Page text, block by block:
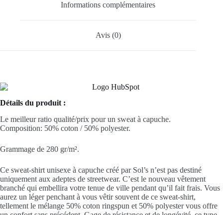
Informations complémentaires
Avis (0)
Détails du produit :
Le meilleur ratio qualité/prix pour un sweat à capuche.
Composition: 50% coton / 50% polyester.
Grammage de 280 gr/m².
Ce sweat-shirt unisexe à capuche créé par Sol’s n’est pas destiné
uniquement aux adeptes de streetwear. C’est le nouveau vêtement
branché qui embellira votre tenue de ville pendant qu’il fait frais. Vous
aurez un léger penchant à vous vêtir souvent de ce sweat-shirt,
tellement le mélange 50% coton ringspun et 50% polyestervous offre